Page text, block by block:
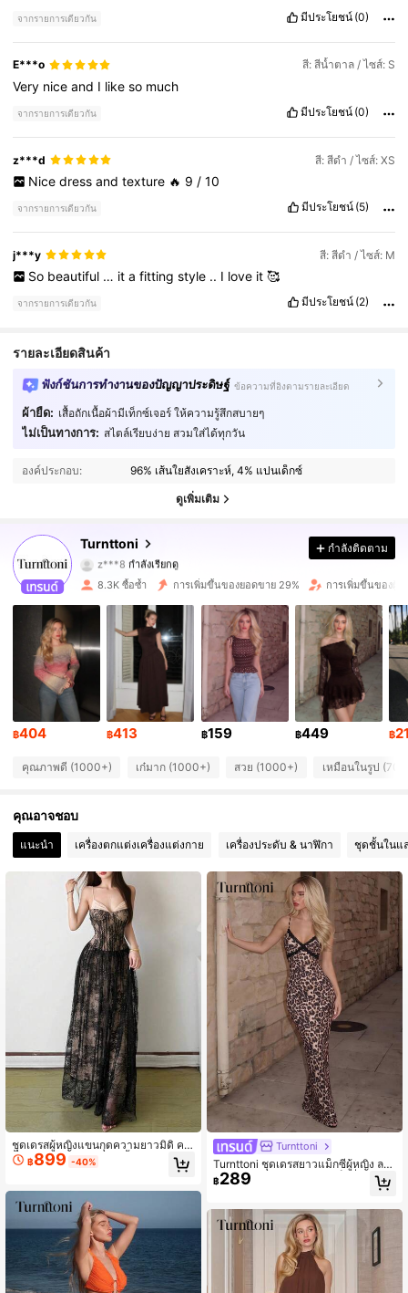
จากรายการเดียวกัน มีประโยชน์ (0)
E***o สี: สีน้ำตาล / ไซส์: S
Very niceand I likeso much
จากรายการเดียวกัน มีประโยชน์ (0)
z***d สี: สีดำ / ไซส์: XS
Nice dress and texture 🔥 9 / 10
จากรายการเดียวกัน มีประโยชน์ (5)
j***y สี: สีดำ / ไซส์: M
So beautiful … it a fitting style .. I love it 🥰
จากรายการเดียวกัน มีประโยชน์ (2)
รายละเอียดสินค้า
ฟังก์ชันการทำงานของปัญญาประดิษฐ์ ข้อความที่อิงตามรายละเอียด
ผ้ายืด: เสื้อถักเนื้อผ้ามีเท็กซ์เจอร์ ให้ความรู้สึกสบายๆ
ไม่เป็นทางการ: สไตล์เรียบง่าย สวมใส่ได้ทุกวัน
องค์ประกอบ: 96% เส้นใยสังเคราะห์, 4% แปนเด็กซ์
ดูเพิ่มเติม
Turnttoni
24K ผู้ติดตาม
4.80
24K ผู้ติดตาม
24K ผู้ติดตาม
4.80 24K ผู้ติดตาม
24K ผู้ติดตาม
4.80 24K ผู้ติดตาม
กำลังติดตาม
8.3K ซื้อซ้ำ การเพิ่มขึ้นของยอดขาย 29% การเพิ่มขึ้นของผู้ติ
฿404 ฿413 ฿159 ฿449 ฿
คุณภาพดี (1000+) เก๋มาก (1000+) สวย (1000+) เหมือนในรูป
คุณอาจชอบ
แนะนำ เครื่องตกแต่งเครื่องแต่งกาย เครื่องประดับ & นาฬิกา ชุดชั้นในแ
ชุดเดรสผู้หญิงแขนกุดความยาวมิดิ คอเ
สื้อแบบไร้สาย ดีไซน์ตัวเสื้อลูกไม้ประณี
ต ผ้าคลุมโปร่งแสงพลิ้วไหว เหมาะสำห
฿899 -40%
Turnttoni
Turnttoni ชุดเดรสยาวแม็กซี่ผู้หญิง ลา
ยเสือดาว แต่งลูกไม้ สไตล์เซ็กซี่ Y2K แ
นวแม่มด สำหรับฤดูใบไม้ร่วง ฤดูหนาว
านพรอม และกึ่งฤดูร้อน
฿289